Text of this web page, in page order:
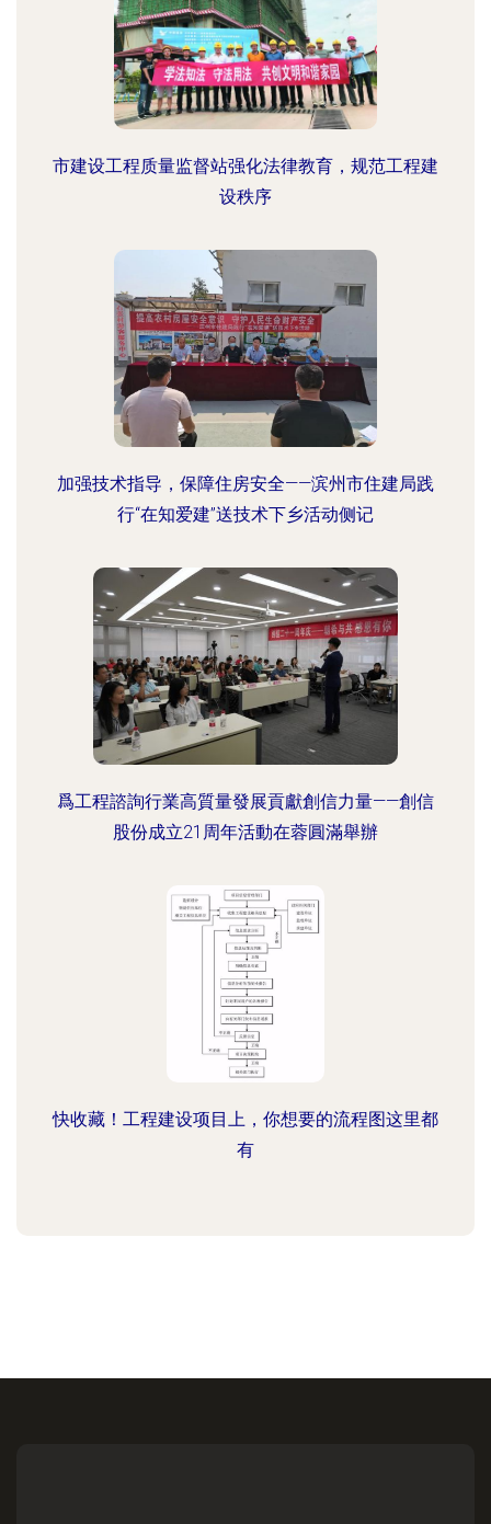
市建设工程质量监督站强化法律教育，规范工程建
设秩序
加强技术指导，保障住房安全——滨州市住建局践
行“在知爱建”送技术下乡活动侧记
爲工程諮詢行業高質量發展貢獻創信力量——創信
股份成立21周年活動在蓉圓滿舉辦
快收藏！工程建设项目上，你想要的流程图这里都
有